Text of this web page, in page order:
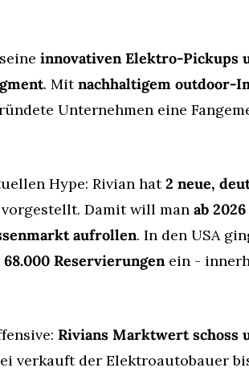
innovativen Elektro-Pickups
. Mit nachhaltigem outdoor-
Unternehmen eine
Hype: Rivian hat 2 neue,
vorgestellt. Damit will man ab
aufrollen. In den USA
Reservierungen ein -
Rivians Marktwert schoss
verkauft der Elektroautobauer